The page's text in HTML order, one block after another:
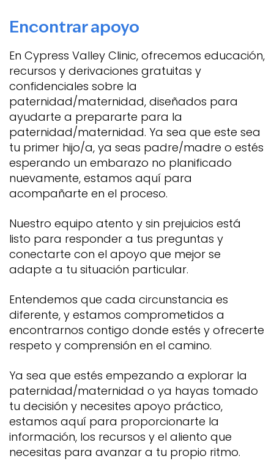
Encontrar apoyo
En Cypress Valley Clinic, ofrecemos educación,
recursos y derivaciones gratuitas y
confidenciales sobre la
paternidad/maternidad, diseñados para
ayudarte a prepararte para la
paternidad/maternidad. Ya sea que este sea
tu primer hijo/a, ya seas padre/madre o estés
esperando un embarazo no planificado
nuevamente, estamos aquí para
acompañarte en el proceso.
Nuestro equipo atento y sin prejuicios está
listo para responder a tus preguntas y
conectarte con el apoyo que mejor se
adapte a tu situación particular.
Entendemos que cada circunstancia es
diferente, y estamos comprometidos a
encontrarnos contigo donde estés y ofrecerte
respeto y comprensión en el camino.
Ya sea que estés empezando a explorar la
paternidad/maternidad o ya hayas tomado
tu decisión y necesites apoyo práctico,
estamos aquí para proporcionarte la
información, los recursos y el aliento que
necesitas para avanzar a tu propio ritmo.